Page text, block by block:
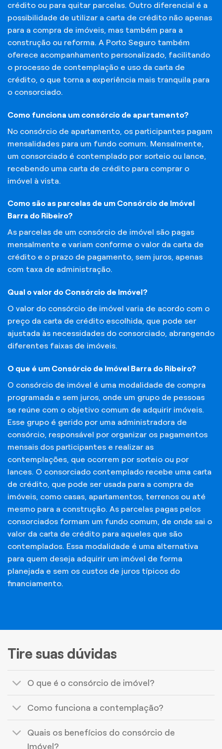
crédito ou para quitar parcelas. Outro diferencial é a
possibilidade de utilizar a carta de crédito não apenas
para a compra de imóveis, mas também para a
construção ou reforma. A Porto Seguro também
oferece acompanhamento personalizado, facilitando
o processo de contemplação e uso da carta de
crédito, o que torna a experiência mais tranquila para
o consorciado.
Como funciona um consórcio de apartamento?
No consórcio de apartamento, os participantes pagam
mensalidades para um fundo comum. Mensalmente,
um consorciado é contemplado por sorteio ou lance,
recebendo uma carta de crédito para comprar o
imóvel à vista.
Como são as parcelas de um Consórcio de Imóvel
Barra do Ribeiro?
As parcelas de um consórcio de imóvel são pagas
mensalmente e variam conforme o valor da carta de
crédito e o prazo de pagamento, sem juros, apenas
com taxa de administração.
Qual o valor do Consórcio de Imóvel?
O valor do consórcio de imóvel varia de acordo com o
preço da carta de crédito escolhida, que pode ser
ajustada às necessidades do consorciado, abrangendo
diferentes faixas de imóveis.
O que é um Consórcio de Imóvel Barra do Ribeiro?
O consórcio de imóvel é uma modalidade de compra
programada e sem juros, onde um grupo de pessoas
se reúne com o objetivo comum de adquirir imóveis.
Esse grupo é gerido por uma administradora de
consórcio, responsável por organizar os pagamentos
mensais dos participantes e realizar as
contemplações, que ocorrem por sorteio ou por
lances. O consorciado contemplado recebe uma carta
de crédito, que pode ser usada para a compra de
imóveis, como casas, apartamentos, terrenos ou até
mesmo para a construção. As parcelas pagas pelos
consorciados formam um fundo comum, de onde sai o
valor da carta de crédito para aqueles que são
contemplados. Essa modalidade é uma alternativa
para quem deseja adquirir um imóvel de forma
planejada e sem os custos de juros típicos do
financiamento.
Tire suas dúvidas
O que é o consórcio de imóvel?
Como funciona a contemplação?
Quais os benefícios do consórcio de
Imóvel?